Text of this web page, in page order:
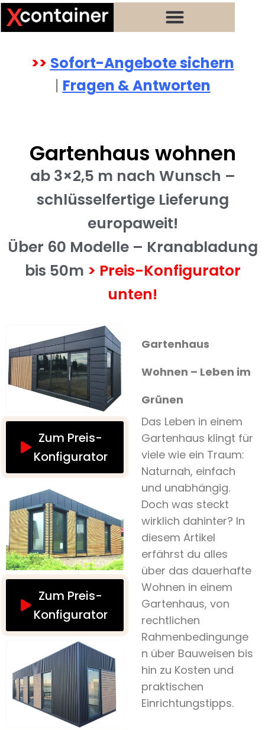
Zum
Inhalt
>> Sofort-Angebote sichern
| Fragen & Antworten
Gartenhaus wohnen
ab 3×2,5 m nach Wunsch –
schlüsselfertige Lieferung
europaweit!
Über 60 Modelle – Kranabladung
bis 50m > Preis-Konfigurator
unten!
Zum Preis-
Konfigurator
Zum Preis-
Konfigurator
Gartenhaus
Wohnen – Leben im
Grünen
Das Leben in einem
Gartenhaus klingt für
viele wie ein Traum:
Naturnah, einfach
und unabhängig.
Doch was steckt
wirklich dahinter? In
diesem Artikel
erfährst du alles
über das dauerhafte
Wohnen in einem
Gartenhaus, von
rechtlichen
Rahmenbedingunge
n über Bauweisen bis
hin zu Kosten und
praktischen
Einrichtungstipps.